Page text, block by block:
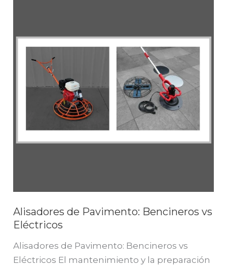
Alisadores de Pavimento: Bencineros vs
Eléctricos
Alisadores de Pavimento: Bencineros vs
Eléctricos El mantenimiento y la preparación
Bencineros
Eléctricos